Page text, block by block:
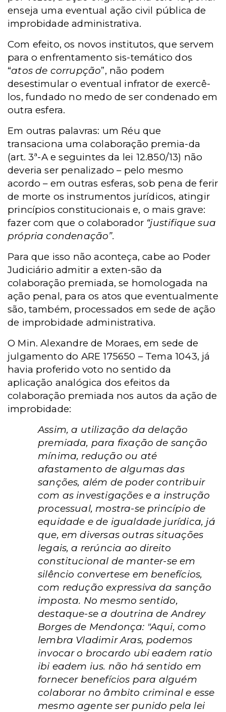
enseja uma eventual ação civil pública de
improbidade administrativa.
Com efeito, os novos institutos, que servem
para o enfrentamento sis-temático dos
“atos de corrupção”, não podem
desestimular o eventual infrator de exercê-
los, fundado no medo de ser condenado em
outra esfera.
Em outras palavras: um Réu que
transaciona uma colaboração premia-da
(art. 3ª-A e seguintes da lei 12.850/13) não
deveria ser penalizado – pelo mesmo
acordo – em outras esferas, sob pena de ferir
de morte os instrumentos jurídicos, atingir
princípios constitucionais e, o mais grave:
fazer com que o colaborador “justifique sua
própria condenação”.
Para que isso não aconteça, cabe ao Poder
Judiciário admitir a exten-são da
colaboração premiada, se homologada na
ação penal, para os atos que eventualmente
são, também, processados em sede de ação
de improbidade administrativa.
O Min. Alexandre de Moraes, em sede de
julgamento do ARE 175650 – Tema 1043, já
havia proferido voto no sentido da
aplicação analógica dos efeitos da
colaboração premiada nos autos da ação de
improbidade:
Assim, a utilização da delação
premiada, para fixação de sanção
mínima, redução ou até
afastamento de algumas das
sanções, além de poder contribuir
com as investigações e a instrução
processual, mostra-se princípio de
equidade e de igualdade jurídica, já
que, em diversas outras situações
legais, a rerúncia ao direito
constitucional de manter-se em
silêncio convertese em benefícios,
com redução expressiva da sanção
imposta. No mesmo sentido,
destaque-se a doutrina de Andrey
Borges de Mendonça: "Aqui, como
lembra Vladimir Aras, podemos
invocar o brocardo ubi eadem ratio
ibi eadem ius. não há sentido em
fornecer benefícios para alguém
colaborar no âmbito criminal e esse
mesmo agente ser punido pela lei